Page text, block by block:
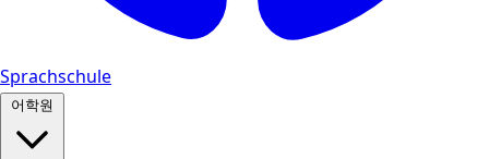
Sprachschule
어학원